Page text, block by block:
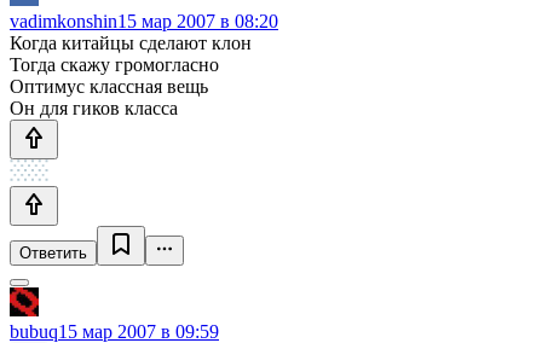
vadimkonshin15 мар 2007 в 08:20
Когда китайцы сделают клон
Тогда скажу громогласно
Оптимус классная вещь
Он для гиков класса
Ответить
bubuq15 мар 2007 в 09:59